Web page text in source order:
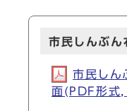
市民しんぶ
市民し
面(PDF形